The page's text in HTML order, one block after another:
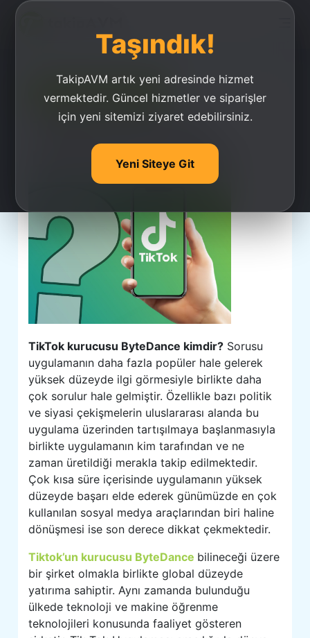
Taşındık!
TakipAVM artık yeni adresinde hizmet
vermektedir. Güncel hizmetler ve siparişler
için yeni sitemizi ziyaret edebilirsiniz.
Yeni Siteye Git
Ucuz Takipçi Satın Al
TikTok Kurucusu
ByteDance Kimdir?
TikTok kurucusu ByteDance kimdir? Sorusu
uygulamanın daha fazla popüler hale gelerek
yüksek düzeyde ilgi görmesiyle birlikte daha
çok sorulur hale gelmiştir. Özellikle bazı politik
ve siyasi çekişmelerin uluslararası alanda bu
uygulama üzerinden tartışılmaya başlanmasıyla
birlikte uygulamanın kim tarafından ve ne
zaman üretildiği merakla takip edilmektedir.
Çok kısa süre içerisinde uygulamanın yüksek
düzeyde başarı elde ederek günümüzde en çok
kullanılan sosyal medya araçlarından biri haline
dönüşmesi ise son derece dikkat çekmektedir.
Tiktok’un kurucusu ByteDance bilineceği üzere
bir şirket olmakla birlikte global düzeyde
yatırıma sahiptir. Aynı zamanda bulunduğu
ülkede teknoloji ve makine öğrenme
teknolojileri konusunda faaliyet gösteren